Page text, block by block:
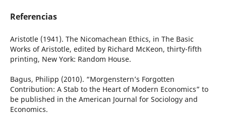
Referencias
Aristotle (1941). The Nicomachean Ethics, in The Basic
Works of Aristotle, edited by Richard McKeon, thirty-fifth
printing, New York: Random House.
Bagus, Philipp (2010). “Morgenstern’s Forgotten
Contribution: A Stab to the Heart of Modern Economics” to
be published in the American Journal for Sociology and
Economics.